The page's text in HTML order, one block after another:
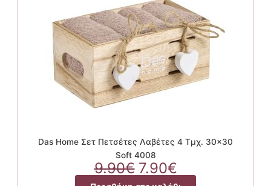
Das Home Σετ Πετσέτες Λαβέτες 4 Τμχ. 30×30
Soft 4008
9.90€ Original
price
7.90€Η
τρέχουσα